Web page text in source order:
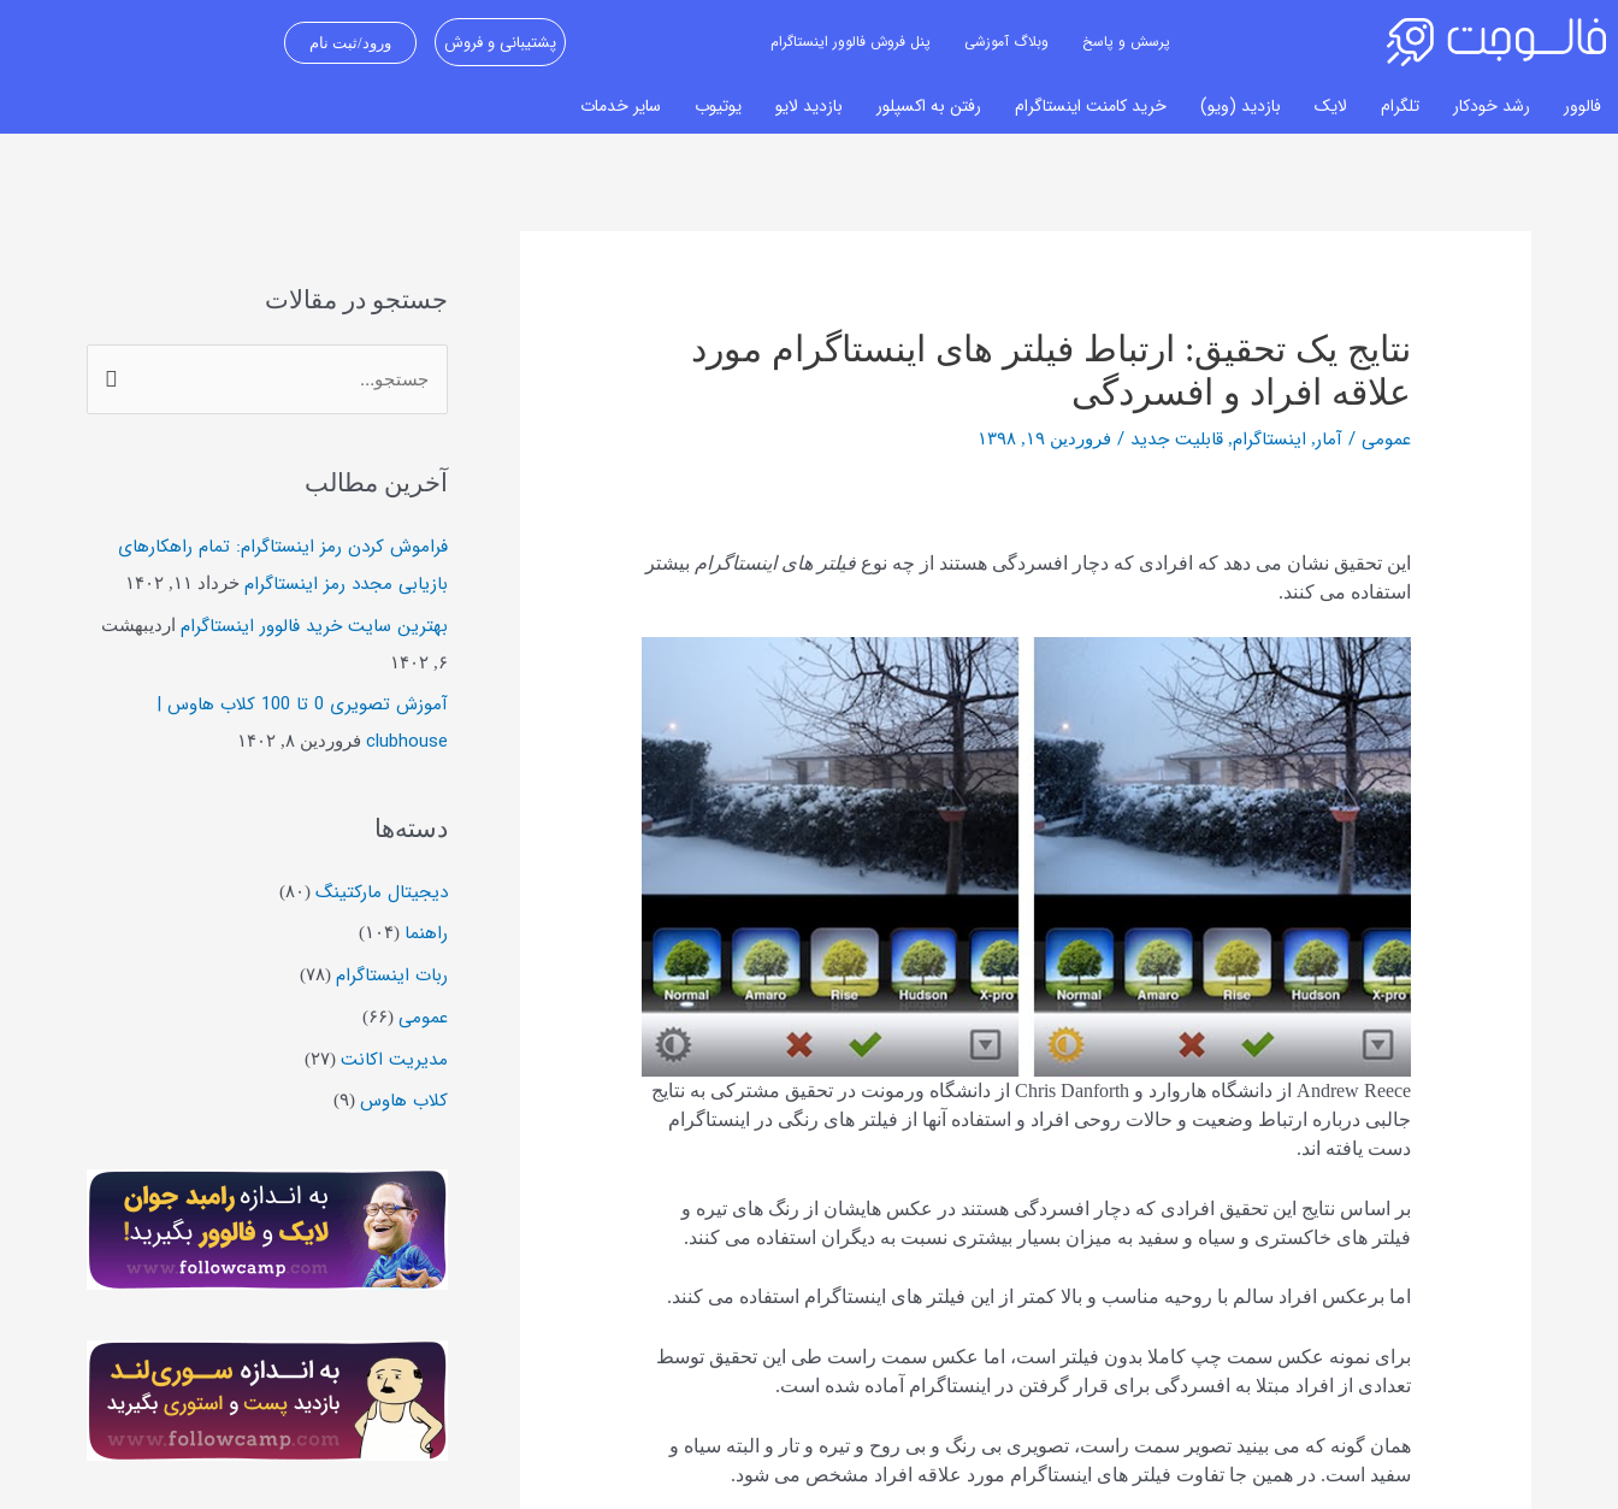
پرسش و پاسخ وبلاگ آموزشی پنل فروش فالوور اینستاگرام پشتیبانی و فروش ورود/ثبت نام
فالوور رشد خودکار تلگرام لایک بازدید (ویو) خرید کامنت اینستاگرام رفتن به اکسپلور بازدید لایو یوتیوب سایر خدمات
نتایج یک تحقیق: ارتباط فیلتر های اینستاگرام مورد
علاقه افراد و افسردگی
عمومی /آمار, اینستاگرام,قابلیت جدید / فروردین ۱۹, ۱۳۹۸
این تحقیق نشان می دهد که افرادی که دچار افسردگی هستند از چه نوعفیلتر های اینستاگرام بیشتر
استفاده می کنند.
Andrew Reece از دانشگاه هاروارد و Chris Danforth از دانشگاه ورمونت در تحقیق مشترکی به نتایج
جالبی درباره ارتباط وضعیت و حالات روحی افراد و استفاده آنها از فیلتر های رنگی در اینستاگرام
دست یافته اند.
بر اساس نتایج این تحقیق افرادی که دچار افسردگی هستند در عکس هایشان از رنگ های تیره و
فیلتر های خاکستری و سیاه و سفید به میزان بسیار بیشتری نسبت به دیگران استفاده می کنند.
اما برعکس افراد سالم با روحیه مناسب و بالا کمتر از این فیلتر های اینستاگرام استفاده می کنند.
برای نمونه عکس سمت چپ کاملا بدون فیلتر است، اما عکس سمت راست طی این تحقیق توسط
تعدادی از افراد مبتلا به افسردگی برای قرار گرفتن در اینستاگرام آماده شده است.
همان گونه که می بینید تصویر سمت راست، تصویری بی رنگ و بی روح و تیره و تار و البته سیاه و
سفید است. در همین جا تفاوت فیلتر های اینستاگرام مورد علاقه افراد مشخص می شود.
جستجو در مقالات
س
ج
ا
ی
:
آخرین مطالب
فراموش کردن رمز اینستاگرام: تمام راهکارهای
بازیابی مجدد رمز اینستاگرام خرداد ۱۱, ۱۴۰۲
بهترین سایت خرید فالوور اینستاگرام اردیبهشت
۶, ۱۴۰۲
آموزش تصویری 0 تا 100 کلاب هاوس |
clubhouse فروردین ۸, ۱۴۰۲
دسته‌ها
دیجیتال مارکتینگ (۸۰)
راهنما (۱۰۴)
ربات اینستاگرام (۷۸)
عمومی (۶۶)
مدیریت اکانت (۲۷)
کلاب هاوس (۹)